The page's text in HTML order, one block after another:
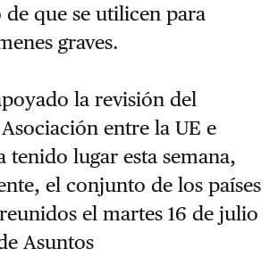
de que se utilicen para
graves.
la revisión del
entre la UE e
tenido lugar esta semana,
el conjunto de los países
el martes 16 de julio
Asuntos